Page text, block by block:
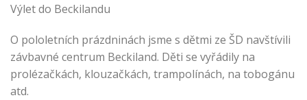
Výlet do Beckilandu
O pololetních prázdninách jsme s dětmi ze ŠD navštívili
závbavné centrum Beckiland. Děti se vyřádily na
prolézačkách, klouzačkách, trampolínách, na tobogánu
atd.